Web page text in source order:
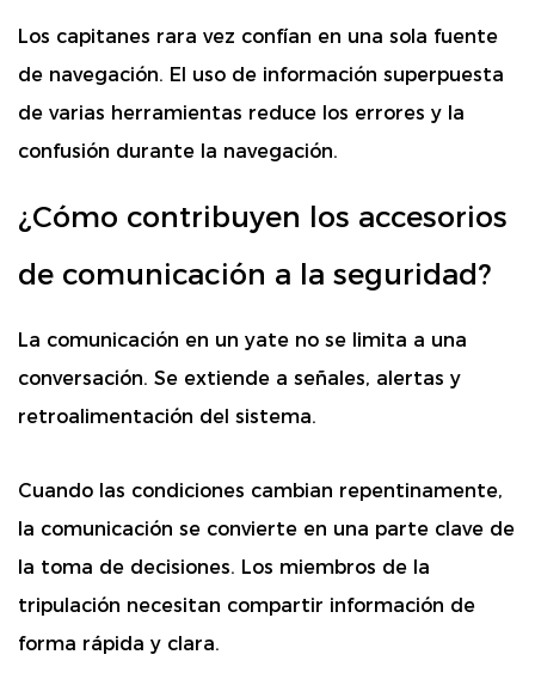
Los capitanes rara vez confían en una sola fuente
de navegación. El uso de información superpuesta
de varias herramientas reduce los errores y la
confusión durante la navegación.
¿Cómo contribuyen los accesorios
de comunicación a la seguridad?
La comunicación en un yate no se limita a una
conversación. Se extiende a señales, alertas y
retroalimentación del sistema.
Cuando las condiciones cambian repentinamente,
la comunicación se convierte en una parte clave de
la toma de decisiones. Los miembros de la
tripulación necesitan compartir información de
forma rápida y clara.